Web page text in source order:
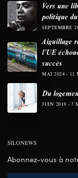
Vers une
politique
SEPTEMBRE
Aiguillage
l’UE
succès
MAI 2024 11
Du
JUIN 2019 7
SILONEWS
Abonnez-vous à